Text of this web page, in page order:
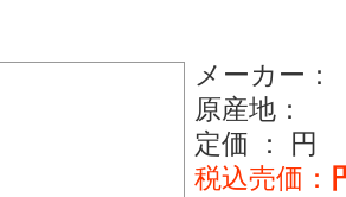
メーカー：
原産地：
定価 ： 円
税込売価：